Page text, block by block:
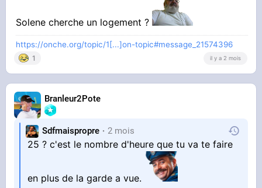
Solene cherche un logement ?
https://onche.org/topic/1[...]on-topic#message_21574396
1 il y a 2 mois
Branleur2Pote
Sdfmaispropre 2 mois
25 ? c'est le nombre d'heure que tu va te faire
en plus de la garde a vue.